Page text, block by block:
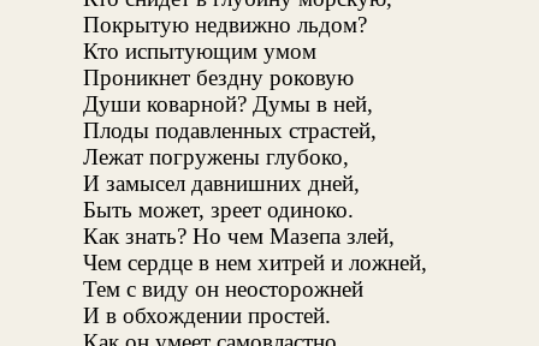
Покрытую недвижно льдом?
Кто испытующим умом
Проникнет бездну роковую
Души коварной? Думы в ней,
Плоды подавленных страстей,
Лежат погружены глубоко,
И замысел давнишних дней,
Быть может, зреет одиноко.
Как знать? Но чем Мазепа злей,
Чем сердце в нем хитрей и ложней,
Тем с виду он неосторожней
И в обхождении простей.